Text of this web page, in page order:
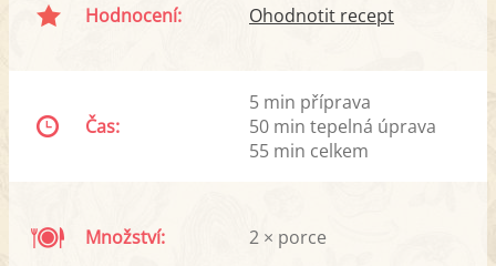
Hodnocení: Ohodnotit recept
Čas:
5 min příprava
50 min tepelná úprava
55 min celkem
Množství: 2 × porce